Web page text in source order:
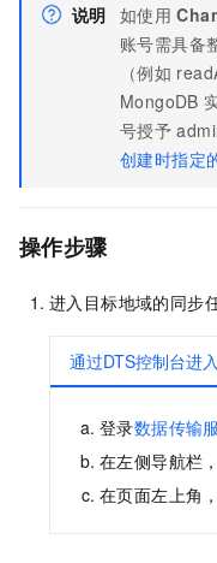
说明 如使用
账号需具备
（例如
MongoDB
号授予
创建时指定
操作步骤
进入目标地域的同步
通过DTS控制台进入
登录数据传输
在左侧导航栏
在页面左上角